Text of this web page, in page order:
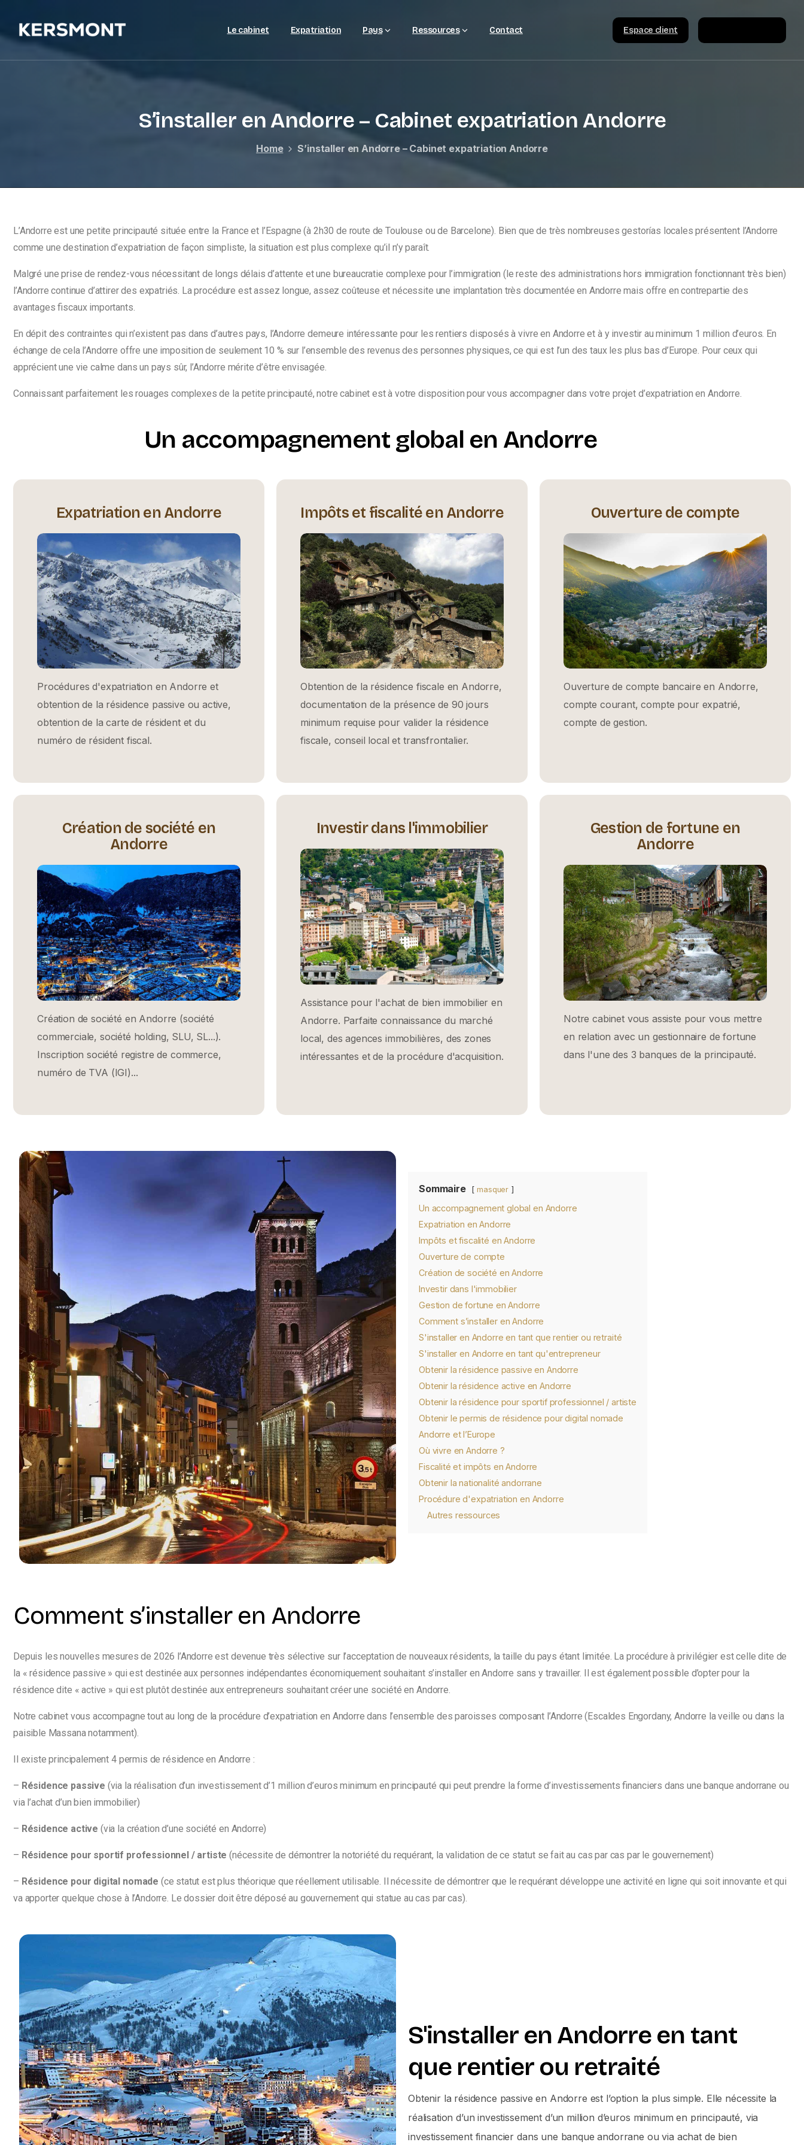
Le cabinet Expatriation Pays Ressources Contact Espace client
S’installer en Andorre – Cabinet expatriation Andorre
Home S’installer en Andorre – Cabinet expatriation Andorre
L’Andorre est une petite principauté située entre la France et l’Espagne (à 2h30 de route de Toulouse ou de Barcelone). Bien que de très nombreuses gestorías locales présentent l’Andorre
comme une destination d’expatriation de façon simpliste, la situation est plus complexe qu’il n’y paraît.
Malgré une prise de rendez-vous nécessitant de longs délais d’attente et une bureaucratie complexe pour l’immigration (le reste des administrations hors immigration fonctionnant très bien)
l’Andorre continue d’attirer des expatriés. La procédure est assez longue, assez coûteuse et nécessite une implantation très documentée en Andorre mais offre en contrepartie des
avantages fiscaux importants.
En dépit des contraintes qui n’existent pas dans d’autres pays, l’Andorre demeure intéressante pour les rentiers disposés à vivre en Andorre et à y investir au minimum 1 million d’euros. En
échange de cela l’Andorre offre une imposition de seulement 10 % sur l’ensemble des revenus des personnes physiques, ce qui est l’un des taux les plus bas d’Europe. Pour ceux qui
apprécient une vie calme dans un pays sûr, l’Andorre mérite d’être envisagée.
Connaissant parfaitement les rouages complexes de la petite principauté, notre cabinet est à votre disposition pour vous accompagner dans votre projet d’expatriation en Andorre.
Un accompagnement global en Andorre
Expatriation en Andorre
Procédures d'expatriation en Andorre et
obtention de la résidence passive ou active,
obtention de la carte de résident et du
numéro de résident fiscal.
Impôts et fiscalité en Andorre
Obtention de la résidence fiscale en Andorre,
documentation de la présence de 90 jours
minimum requise pour valider la résidence
fiscale, conseil local et transfrontalier.
Ouverture de compte
Ouverture de compte bancaire en Andorre,
compte courant, compte pour expatrié,
compte de gestion.
Création de société en
Andorre
Création de société en Andorre (société
commerciale, société holding, SLU, SL...).
Inscription société registre de commerce,
numéro de TVA (IGI)...
Investir dans l'immobilier
Assistance pour l'achat de bien immobilier en
Andorre. Parfaite connaissance du marché
local, des agences immobilières, des zones
intéressantes et de la procédure d'acquisition.
Gestion de fortune en
Andorre
Notre cabinet vous assiste pour vous mettre
en relation avec un gestionnaire de fortune
dans l'une des 3 banques de la principauté.
Sommaire masquer
Un accompagnement global en Andorre
Expatriation en Andorre
Impôts et fiscalité en Andorre
Ouverture de compte
Création de société en Andorre
Investir dans l'immobilier
Gestion de fortune en Andorre
Comment s’installer en Andorre
S'installer en Andorre en tant que rentier ou retraité
S'installer en Andorre en tant qu'entrepreneur
Obtenir la résidence passive en Andorre
Obtenir la résidence active en Andorre
Obtenir la résidence pour sportif professionnel / artiste
Obtenir le permis de résidence pour digital nomade
Andorre et l’Europe
Où vivre en Andorre ?
Fiscalité et impôts en Andorre
Obtenir la nationalité andorrane
Procédure d'expatriation en Andorre
Autres ressources
Comment s’installer en Andorre
Depuis les nouvelles mesures de 2026 l’Andorre est devenue très sélective sur l’acceptation de nouveaux résidents, la taille du pays étant limitée. La procédure à privilégier est celle dite de
la « résidence passive » qui est destinée aux personnes indépendantes économiquement souhaitant s’installer en Andorre sans y travailler. Il est également possible d’opter pour la
résidence dite « active » qui est plutôt destinée aux entrepreneurs souhaitant créer une société en Andorre.
Notre cabinet vous accompagne tout au long de la procédure d’expatriation en Andorre dans l’ensemble des paroisses composant l’Andorre (Escaldes Engordany, Andorre la veille ou dans la
paisible Massana notamment).
Il existe principalement 4 permis de résidence en Andorre :
– Résidence passive (via la réalisation d’un investissement d’1 million d’euros minimum en principauté qui peut prendre la forme d’investissements financiers dans une banque andorrane ou
via l’achat d’un bien immobilier)
– Résidence active (via la création d’une société en Andorre)
– Résidence pour sportif professionnel / artiste (nécessite de démontrer la notoriété du requérant, la validation de ce statut se fait au cas par cas par le gouvernement)
– Résidence pour digital nomade (ce statut est plus théorique que réellement utilisable. Il nécessite de démontrer que le requérant développe une activité en ligne qui soit innovante et qui
va apporter quelque chose à l’Andorre. Le dossier doit être déposé au gouvernement qui statue au cas par cas).
S'installer en Andorre en tant
que rentier ou retraité
Obtenir la résidence passive en Andorre est l’option la plus simple. Elle nécessite la
réalisation d’un investissement d’un million d’euros minimum en principauté, via
investissement financier dans une banque andorrane ou via achat de bien